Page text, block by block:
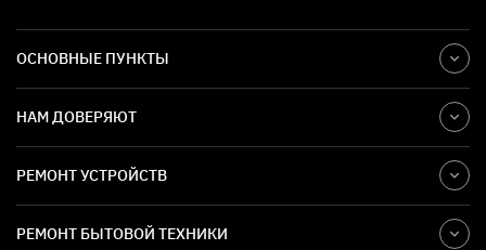
ОСНОВНЫЕ ПУНКТЫ
НАМ ДОВЕРЯЮТ
РЕМОНТ УСТРОЙСТВ
РЕМОНТ БЫТОВОЙ ТЕХНИКИ